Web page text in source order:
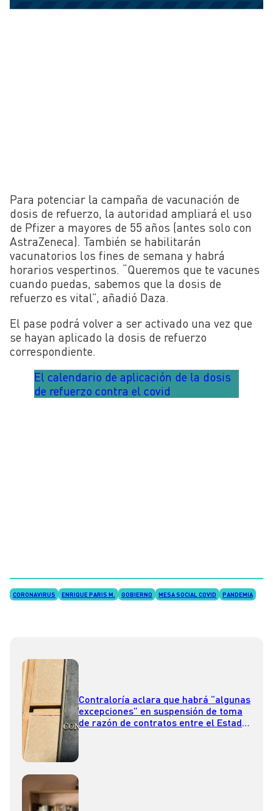
Para potenciar la campaña de vacunación de
dosis de refuerzo, la autoridad ampliará el uso
de Pfizer a mayores de 55 años (antes solo con
AstraZeneca). También se habilitarán
vacunatorios los fines de semana y habrá
horarios vespertinos. “Queremos que te vacunes
cuando puedas, sabemos que la dosis de
refuerzo es vital”, añadió Daza.
El pase podrá volver a ser activado una vez que
se hayan aplicado la dosis de refuerzo
correspondiente.
El calendario de aplicación de la dosis
de refuerzo contra el covid
CORONAVIRUS ENRIQUE PARIS M. GOBIERNO MESA SOCIAL COVID PANDEMIA
Contraloría aclara que habrá “algunas
excepciones” en suspensión de toma
de razón de contratos entre el Estado